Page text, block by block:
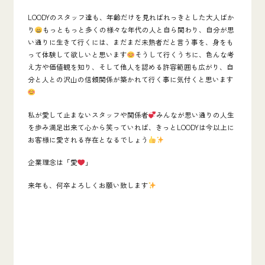
LOODYのスタッフ達も、年齢だけを見ればれっきとした大人ばか
り
もっともっと多くの様々な年代の人と自ら関わり、自分が思
い通りに生きて行くには、まだまだ未熟者だと言う事を、身をも
って体験して欲しいと思います
そうして行くうちに、色んな考
え方や価値観を知り、そして他人を認める許容範囲も広がり、自
分と人との沢山の信頼関係が築かれて行く事に気付くと思います
私が愛して止まないスタッフや関係者
みんなが思い通りの人生
を歩み満足出来て心から笑っていれば、きっとLOODYは今以上に
お客様に愛される存在となるでしょう
企業理念は「愛 」
来年も、何卒よろしくお願い致します